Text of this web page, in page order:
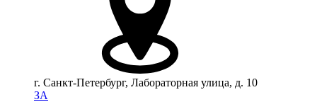
г. Санкт-Петербург, Лабораторная улица, д. 10
ЗА